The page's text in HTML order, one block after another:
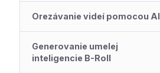
Orezávanie videí pomocou AI
Generovanie umelej
inteligencie B-Roll